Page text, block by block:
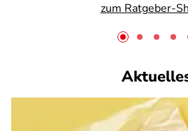
zum Ratgeber-